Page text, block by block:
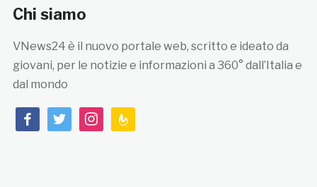
Chi siamo
VNews24 è il nuovo portale web, scritto e ideato da
giovani, per le notizie e informazioni a 360° dall’Italia e
dal mondo
facebooktwitterinstagramfeedburner